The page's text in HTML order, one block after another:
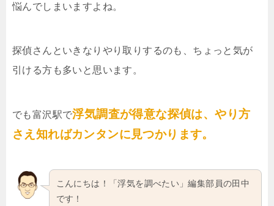
悩んでしまいますよね。
探偵さんといきなりやり取りするのも、ちょっと気が
引ける方も多いと思います。
でも富沢駅で浮気調査が得意な探偵は、やり方
さえ知ればカンタンに見つかります。
こんにちは！「浮気を調べたい」編集部員の田中
です！